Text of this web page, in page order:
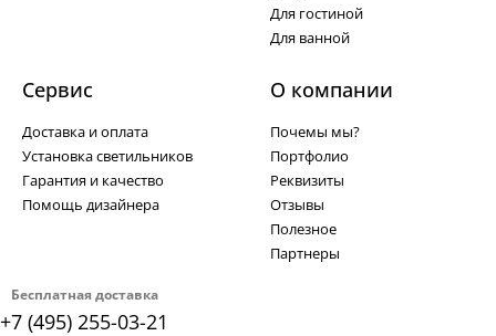
Бесплатная доставка
+7 (495) 255-03-21
Для гостиной
Для ванной
Сервис
Доставка и оплата
Установка светильников
Гарантия и качество
Помощь дизайнера
О компании
Почемы мы?
Портфолио
Реквизиты
Отзывы
Полезное
Партнеры